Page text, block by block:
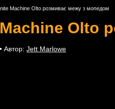
Machine Olto розмиває межу з мопедом
Olto
Автор: Jett Marlowe